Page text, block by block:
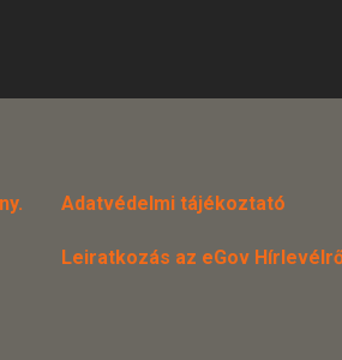
Adatvédelmi tájékoztató
Leiratkozás az eGov